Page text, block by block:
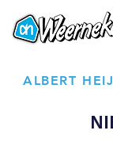
ALBERT